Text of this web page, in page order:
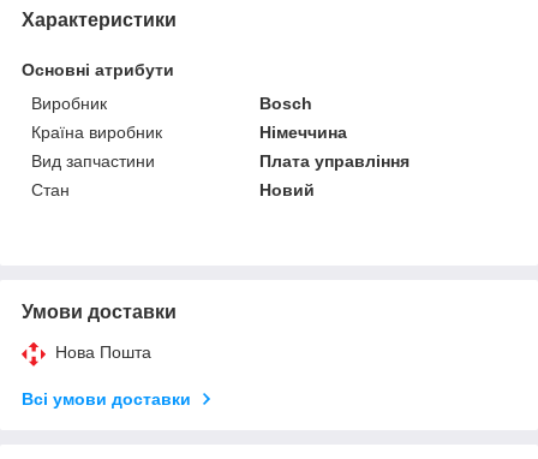
Характеристики
Основні атрибути
Виробник
Bosch
Країна виробник
Німеччина
Вид запчастини
Плата управління
Стан
Новий
Умови доставки
Нова Пошта
Всі умови доставки